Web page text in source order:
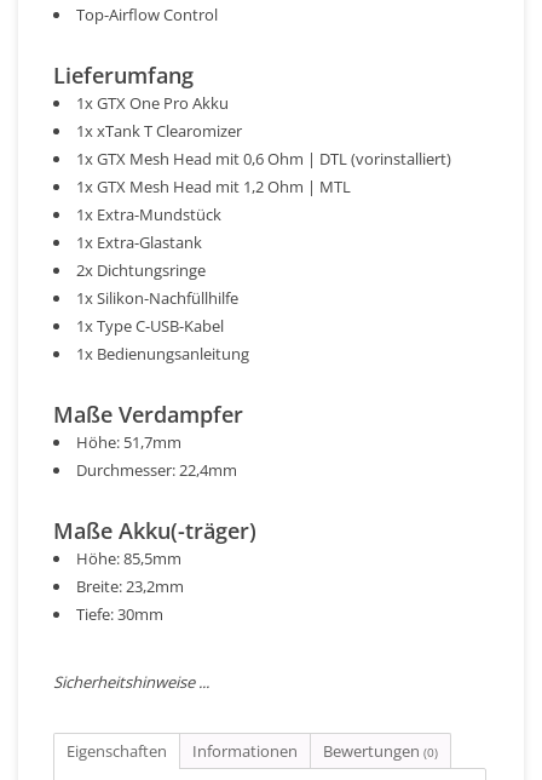
Top-Airflow Control
Lieferumfang
1x GTX One Pro Akku
1x xTank T Clearomizer
1x GTX Mesh Head mit 0,6 Ohm | DTL (vorinstalliert)
1x GTX Mesh Head mit 1,2 Ohm | MTL
1x Extra-Mundstück
1x Extra-Glastank
2x Dichtungsringe
1x Silikon-Nachfüllhilfe
1x Type C-USB-Kabel
1x Bedienungsanleitung
Maße Verdampfer
Höhe: 51,7mm
Durchmesser: 22,4mm
Maße Akku(-träger)
Höhe: 85,5mm
Breite: 23,2mm
Tiefe: 30mm
Sicherheitshinweise ...
Eigenschaften Informationen Bewertungen (0)